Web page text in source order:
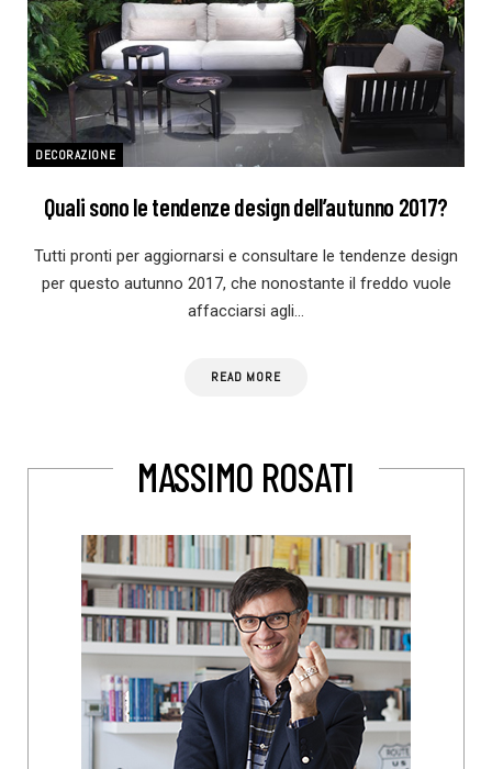
DECORAZIONE
Quali sono le tendenze design dell’autunno 2017?
Tutti pronti per aggiornarsi e consultare le tendenze design
per questo autunno 2017, che nonostante il freddo vuole
affacciarsi agli…
READ MORE
MASSIMO ROSATI